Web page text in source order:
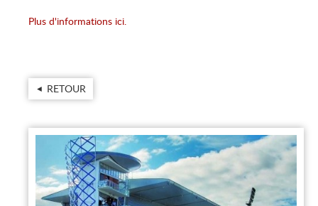
Plus d'informations ici.
RETOUR